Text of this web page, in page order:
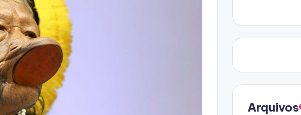
Arquivos